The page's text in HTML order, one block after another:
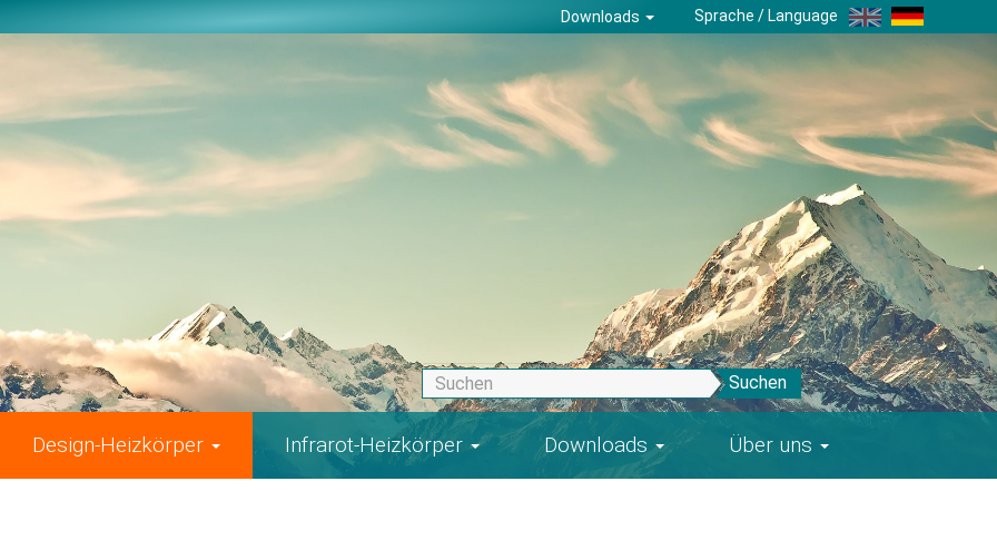
Downloads Sprache / Language
Suchen
Design-Heizkörper Infrarot-Heizkörper Downloads Über uns